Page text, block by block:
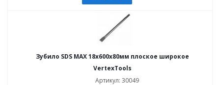
Зубило SDS MAX 18х600х80мм плоское широкое
VertexTools
Артикул: 30049